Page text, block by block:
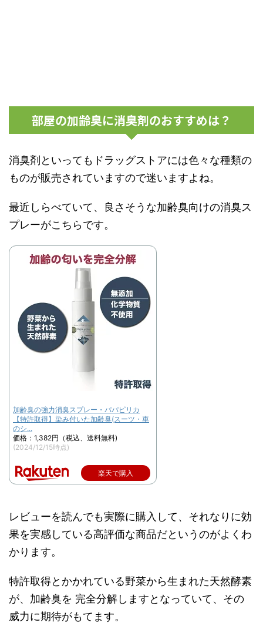
部屋の加齢臭に消臭剤のおすすめは？
消臭剤といってもドラッグストアには色々な種類の
ものが販売されていますので迷いますよね。
最近しらべていて、良さそうな加齢臭向けの消臭ス
プレーがこちらです。
加齢臭の強力消臭スプレー・パパピリカ
【特許取得】染み付いた加齢臭(スーツ・車
のシ...
価格：1,382円（税込、送料無料)
(2024/12/15時点)
楽天で購入
レビューを読んでも実際に購入して、それなりに効
果を実感している高評価な商品だというのがよくわ
かります。
特許取得とかかれている野菜から生まれた天然酵素
が、加齢臭を 完全分解しますとなっていて、その
威力に期待がもてます。